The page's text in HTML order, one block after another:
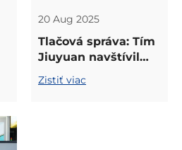
20 Aug 2025
Tlačová správa: Tím
Jiuyuan navštívil
posilnil priemyselnú
Zistiť viac